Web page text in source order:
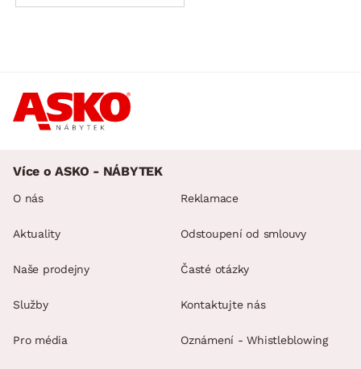
Více o ASKO - NÁBYTEK
O nás
Aktuality
Naše prodejny
Služby
Pro média
Reklamace
Odstoupení od smlouvy
Časté otázky
Kontaktujte nás
Oznámení - Whistleblowing